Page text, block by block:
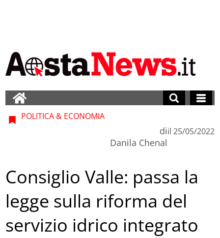
POLITICA & ECONOMIA
di
Danila Chenal
il 25/05/2022
Consiglio Valle: passa la
legge sulla riforma del
servizio idrico integrato